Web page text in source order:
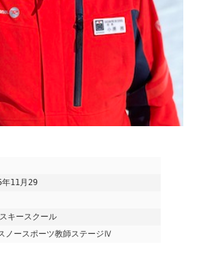
年11月29
キースクール